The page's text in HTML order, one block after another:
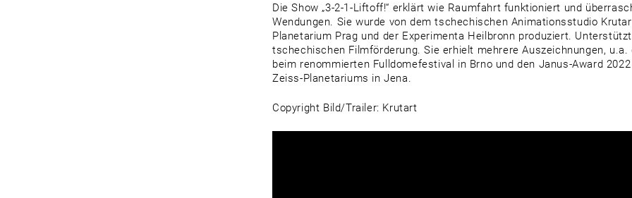
Die Show „3-2-1-Liftoff!“ erklärt wie Raumfahrt funktioniert und
Wendungen. Sie wurde von dem tschechischen Animationsstudio
Planetarium Prag und der Experimenta Heilbronn produziert.
tschechischen Filmförderung. Sie erhielt mehrere Auszeichnungen, u.a.
beim renommierten Fulldomefestival in Brno und den Janus-Award
Zeiss-Planetariums in Jena.
Copyright Bild/Trailer: Krutart